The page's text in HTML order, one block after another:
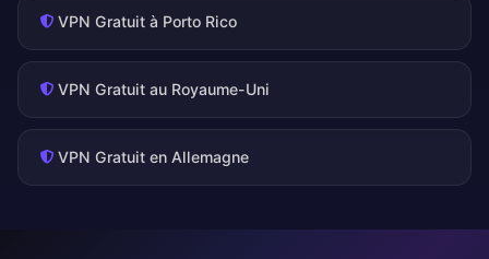
VPN Gratuit à Porto Rico
VPN Gratuit au Royaume-Uni
VPN Gratuit en Allemagne